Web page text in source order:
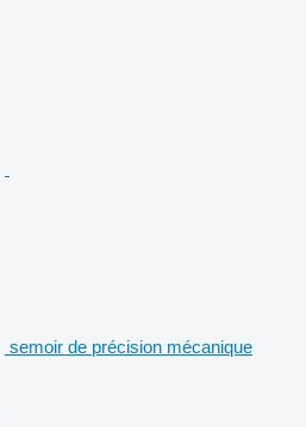
semoir de précision mécanique